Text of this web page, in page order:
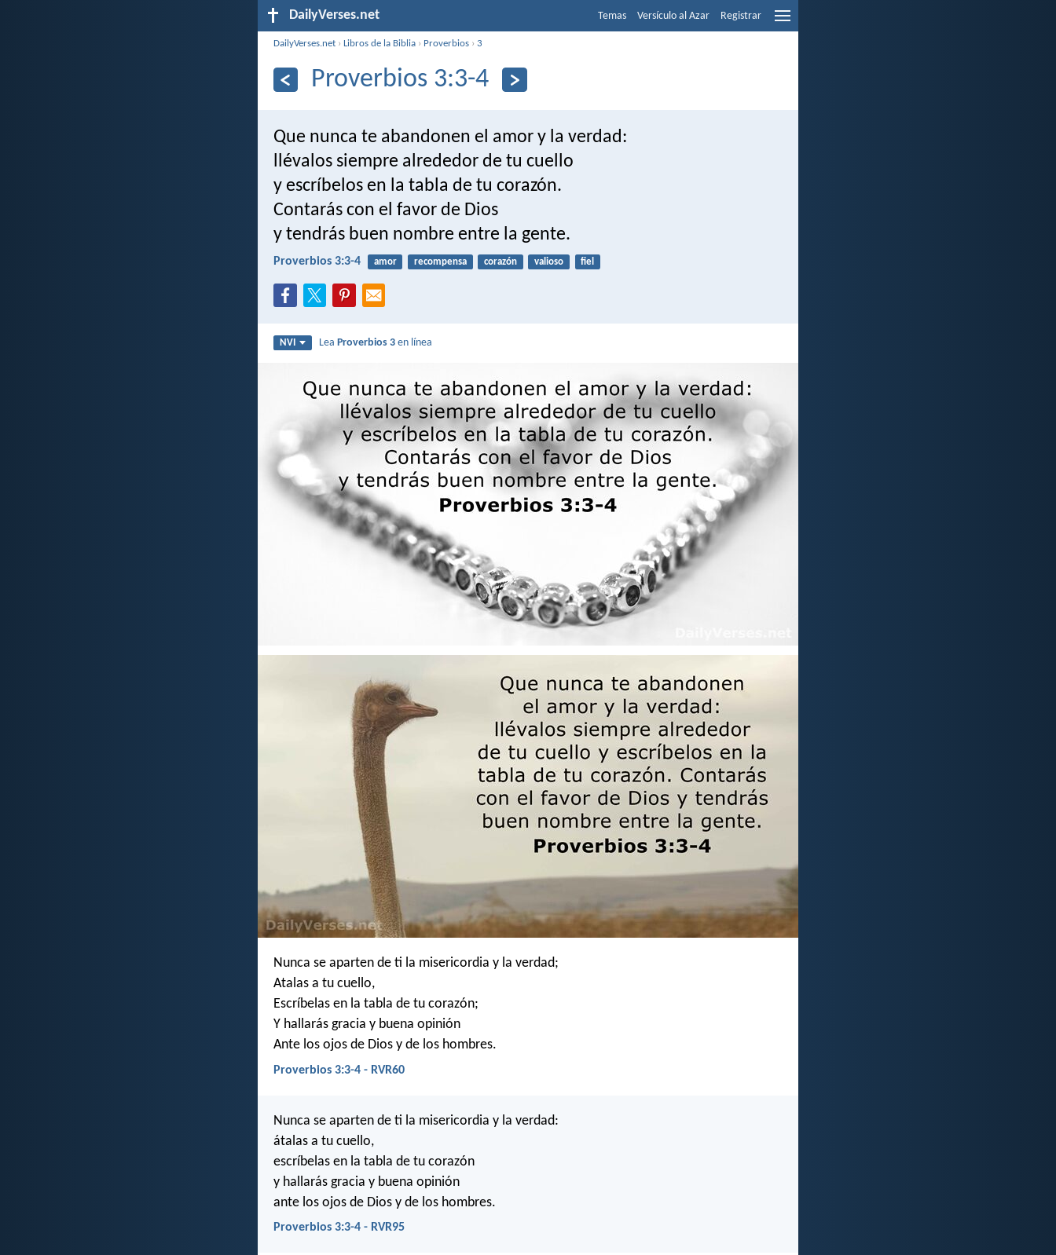
DailyVerses.net Temas Versículo al Azar Registrar
DailyVerses.net ›Libros de la Biblia › Proverbios ›3
Proverbios 3:3-4
Que nunca te abandonen el amor y la verdad:
llévalos siempre alrededor de tu cuello
y escríbelos en la tabla de tu corazón.
Contarás con el favor de Dios
y tendrás buen nombre entre la gente.
Proverbios 3:3-4 amor recompensa corazón valioso fiel
NVI LeaProverbios 3 en línea
Nunca se aparten de ti la misericordia y la verdad;
Atalas a tu cuello,
Escríbelas en la tabla de tu corazón;
Y hallarás gracia y buena opinión
Ante los ojos de Dios y de los hombres.
Proverbios 3:3-4 - RVR60
Nunca se aparten de ti la misericordia y la verdad:
átalas a tu cuello,
escríbelas en la tabla de tu corazón
y hallarás gracia y buena opinión
ante los ojos de Dios y de los hombres.
Proverbios 3:3-4 - RVR95